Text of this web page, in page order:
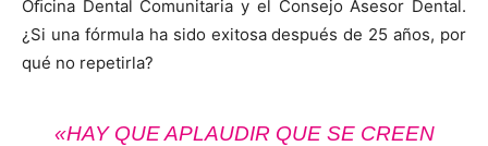
Oﬁcina Dental Comunitaria y el Consejo Asesor Dental.
¿Si una fórmula ha sido exitosa después de 25 años, por
qué no repetirla?
«HAY QUE APLAUDIR QUE SE CREEN